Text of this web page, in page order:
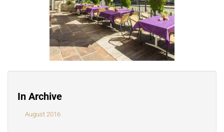
In Archive
August 2016